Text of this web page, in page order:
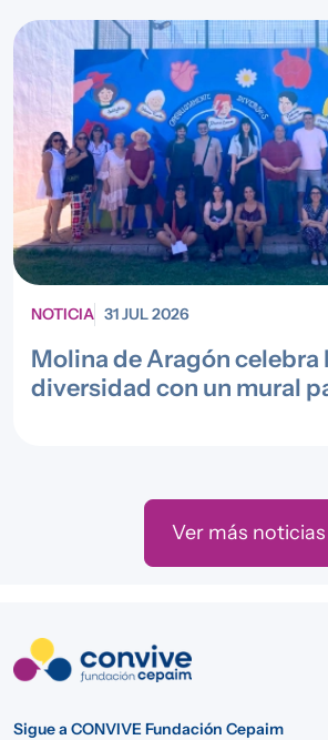
NOTICIA 31 JUL 2026
Molina de Aragón celebra
diversidad con un mural
Ver más noticias
Sigue a CONVIVE Fundación Cepaim